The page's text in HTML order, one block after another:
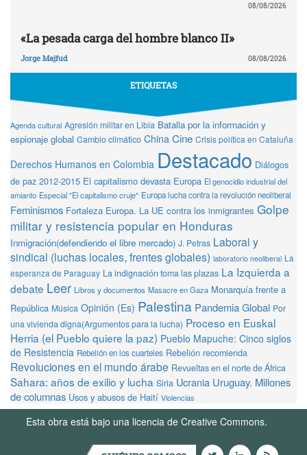
08/08/2026
«La pesada carga del hombre blanco II»
Jorge Majfud 08/08/2026
ETIQUETAS
Agenda cultural Agresión militar en Libia Batalla por la información y
espionaje global Cambio climático China Cine Crisis política en Cataluña
Derechos Humanos en Colombia Destacado Diálogos
de paz 2012-2015 El capitalismo devasta Europa El genocidio industrial del
amianto Especial "El capitalismo cruje" Europa lucha contra la revolución neoliberal
Feminismos Fortaleza Europa. La UE contra los inmigrantes Golpe
militar y resistencia popular en Honduras
Inmigración(defendiendo el libre mercado) J. Petras Laboral y
sindical (luchas locales, frentes globales) laboratorio neoliberal La
esperanza de Paraguay La indignación toma las plazas La Izquierda a
debate Leer Libros y documentos Masacre en Gaza Monarquía frente a
República Música Opinión (Es) Palestina Pandemia Global Por
una vivienda digna(Argumentos para la lucha) Proceso en Euskal
Herria (el Pueblo quiere la paz) Pueblo Mapuche: Cinco siglos
de Resistencia Rebelión en los cuarteles Rebelión recomienda
Revoluciones en el mundo árabe Revueltas en el norte de África
Sahara: años de exilio y lucha Siria Ucrania Uruguay. Millones
de columnas Usos y abusos de Haití Violencias
Esta obra está bajo una licencia de Creative Commons.